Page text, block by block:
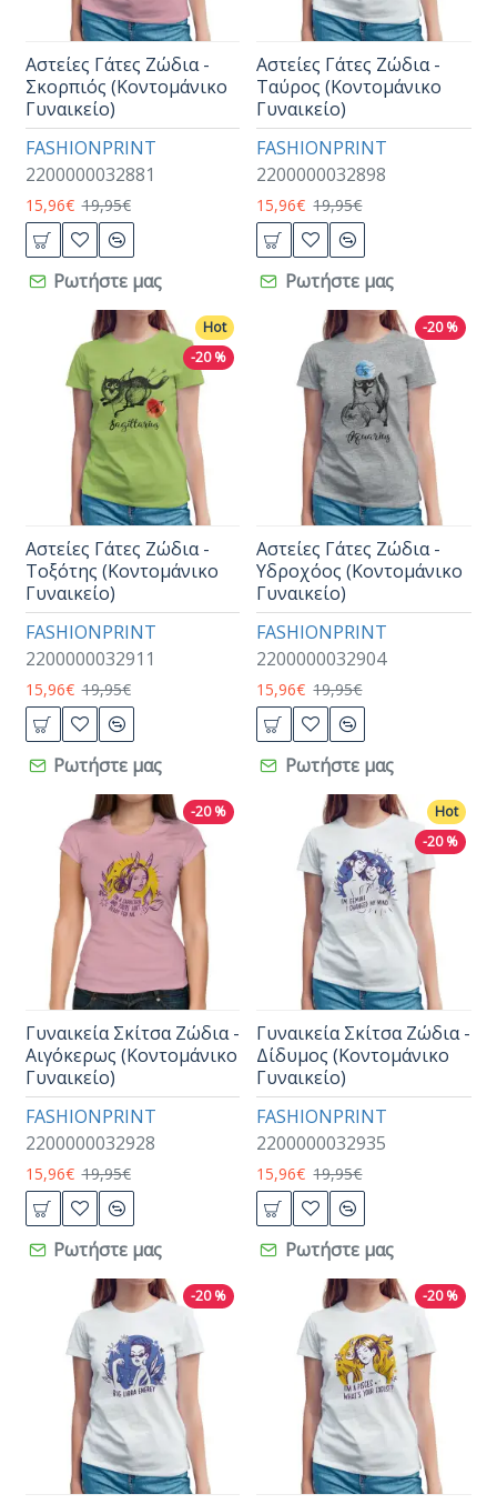
FASHIONPRINT
2200000032881
Αστείες Γάτες Ζώδια -
Σκορπιός (Κοντομάνικο
Γυναικείο)
15,96€ 19,95€
Ρωτήστε μας
FASHIONPRINT
2200000032898
Αστείες Γάτες Ζώδια -
Ταύρος (Κοντομάνικο
Γυναικείο)
15,96€ 19,95€
Ρωτήστε μας
Hot
-20 %
FASHIONPRINT
2200000032911
Αστείες Γάτες Ζώδια -
Τοξότης (Κοντομάνικο
Γυναικείο)
15,96€ 19,95€
Ρωτήστε μας
-20 %
FASHIONPRINT
2200000032904
Αστείες Γάτες Ζώδια -
Υδροχόος (Κοντομάνικο
Γυναικείο)
15,96€ 19,95€
Ρωτήστε μας
-20 %
FASHIONPRINT
2200000032928
Γυναικεία Σκίτσα Ζώδια -
Αιγόκερως (Κοντομάνικο
Γυναικείο)
15,96€ 19,95€
Ρωτήστε μας
Hot
-20 %
FASHIONPRINT
2200000032935
Γυναικεία Σκίτσα Ζώδια -
Δίδυμος (Κοντομάνικο
Γυναικείο)
15,96€ 19,95€
Ρωτήστε μας
-20 % -20 %